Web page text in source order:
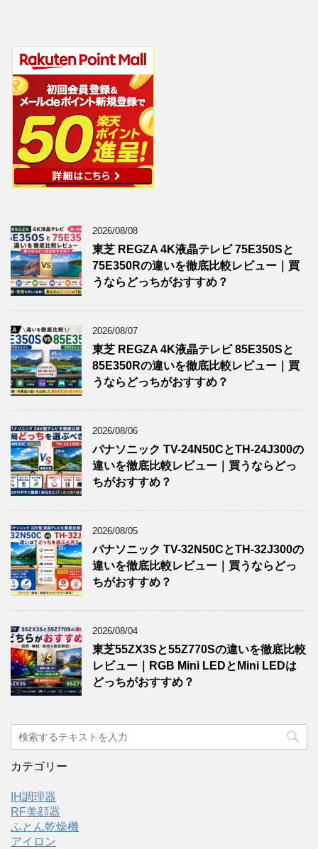
2026/08/08
東芝 REGZA 4K液晶テレビ 75E350Sと
75E350Rの違いを徹底比較レビュー｜買
うならどっちがおすすめ？
2026/08/07
東芝 REGZA 4K液晶テレビ 85E350Sと
85E350Rの違いを徹底比較レビュー｜買
うならどっちがおすすめ？
2026/08/06
パナソニック TV-24N50CとTH-24J300の
違いを徹底比較レビュー｜買うならどっ
ちがおすすめ？
2026/08/05
パナソニック TV-32N50CとTH-32J300の
違いを徹底比較レビュー｜買うならどっ
ちがおすすめ？
2026/08/04
東芝55ZX3Sと55Z770Sの違いを徹底比較
レビュー｜RGB Mini LEDとMini LEDは
どっちがおすすめ？
カテゴリー
IH調理器
RF美顔器
ふとん乾燥機
アイロン